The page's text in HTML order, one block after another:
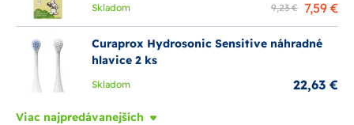
Skladom 9,23 € 7,59 €
Curaprox Hydrosonic Sensitive náhradné
hlavice 2 ks
Skladom 22,63 €
Viac najpredávanejších